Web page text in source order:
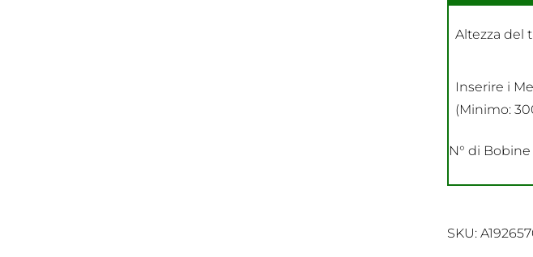
Altezza del
Inserire i
(Minimo:
N° di
SKU: